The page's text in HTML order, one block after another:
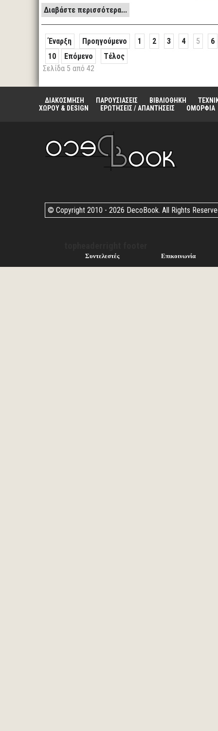
Διαβάστε περισσότερα...
Έναρξη Προηγούμενο 1 2 3 4 5
6
10
Επόμενο
Τέλος
Σελίδα 5 από 42
ΔΙΑΚΟΣΜΗΣΗ ΠΑΡΟΥΣΙΑΣΕΙΣ ΒΙΒΛΙΟΘΗΚΗ
ΧΩΡΟΥ & DESIGN
ΕΡΩΤΗΣΕΙΣ / ΑΠΑΝΤΗΣΕΙΣ ΟΜΟΡΦΙΑ
© Copyright 2010 - 2026 DecoBook. All Rights
Συντελεστές Επικοινωνία